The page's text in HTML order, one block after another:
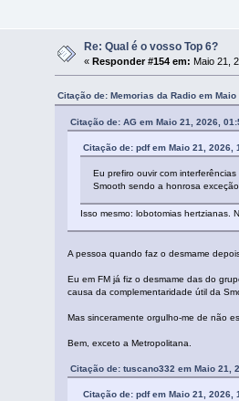
Re: Qual é o vosso Top 6?
«Responder #154 em: Maio 21,
Citação de: Memorias da Radio em
Citação de: AG em Maio 21, 2026,
Citação de: pdf em Maio 21, 2026,
Eu prefiro ouvir com
Smooth sendo a honrosa exceção
Isso mesmo: lobotomias hertzianas.
A pessoa quando faz o desmame
Eu em FM já fiz o desmame das do
causa da complementaridade útil da
Mas sinceramente orgulho-me de não
Bem, exceto a Metropolitana.
Citação de: tuscano332 em Maio 21,
Citação de: pdf em Maio 21, 2026,